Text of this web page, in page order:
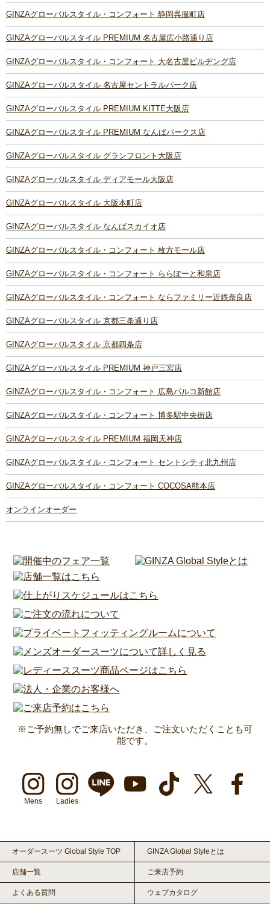
GINZAグローバルスタイル・コンフォート 静岡呉服町店
GINZAグローバルスタイル PREMIUM 名古屋広小路通り店
GINZAグローバルスタイル・コンフォート 大名古屋ビルヂング店
GINZAグローバルスタイル 名古屋セントラルパーク店
GINZAグローバルスタイル PREMIUM KITTE大阪店
GINZAグローバルスタイル PREMIUM なんばパークス店
GINZAグローバルスタイル グランフロント大阪店
GINZAグローバルスタイル ディアモール大阪店
GINZAグローバルスタイル 大阪本町店
GINZAグローバルスタイル なんばスカイオ店
GINZAグローバルスタイル・コンフォート 枚方モール店
GINZAグローバルスタイル・コンフォート ららぽーと和泉店
GINZAグローバルスタイル・コンフォート ならファミリー近鉄奈良店
GINZAグローバルスタイル 京都三条通り店
GINZAグローバルスタイル 京都四条店
GINZAグローバルスタイル PREMIUM 神戸三宮店
GINZAグローバルスタイル・コンフォート 広島パルコ新館店
GINZAグローバルスタイル・コンフォート 博多駅中央街店
GINZAグローバルスタイル PREMIUM 福岡天神店
GINZAグローバルスタイル・コンフォート セントシティ北九州店
GINZAグローバルスタイル・コンフォート COCOSA熊本店
オンラインオーダー
※ご予約無しでご来店いただき、ご注文いただくことも可
能です。
Mens Ladies
オーダースーツ Global Style TOP GINZA Global Styleとは
店舗一覧 ご来店予約
よくある質問 ウェブカタログ